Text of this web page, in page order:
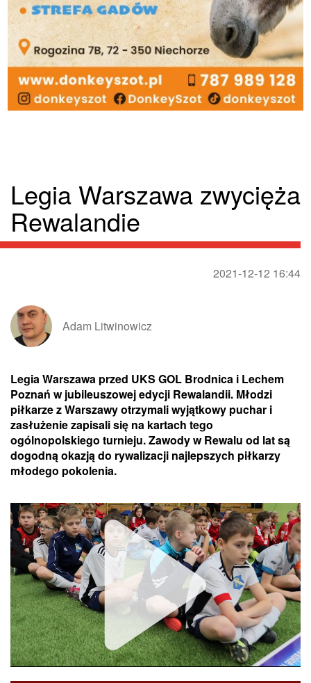
Legia Warszawa zwycięża
Rewalandie
2021-12-12 16:44
Adam Litwinowicz
Legia Warszawa przed UKS GOL Brodnica i Lechem
Poznań w jubileuszowej edycji Rewalandii. Młodzi
piłkarze z Warszawy otrzymali wyjątkowy puchar i
zasłużenie zapisali się na kartach tego
ogólnopolskiego turnieju. Zawody w Rewalu od lat są
dogodną okazją do rywalizacji najlepszych piłkarzy
młodego pokolenia.